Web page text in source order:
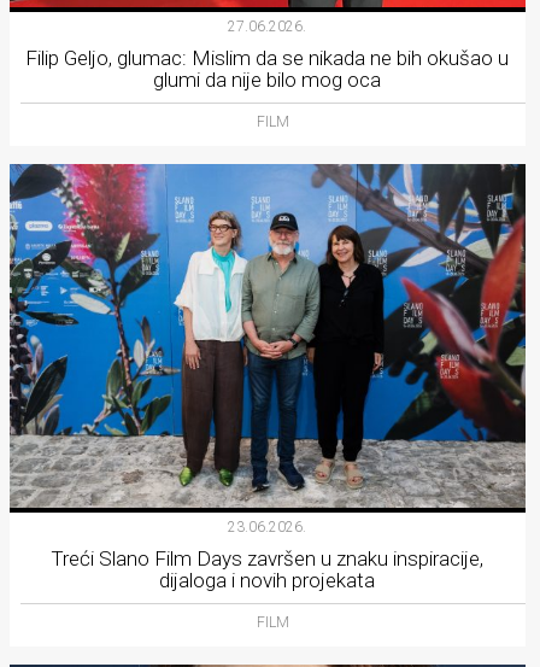
27.06.2026.
Filip Geljo, glumac: Mislim da se nikada ne bih okušao u
glumi da nije bilo mog oca
FILM
23.06.2026.
Treći Slano Film Days završen u znaku inspiracije,
dijaloga i novih projekata
FILM